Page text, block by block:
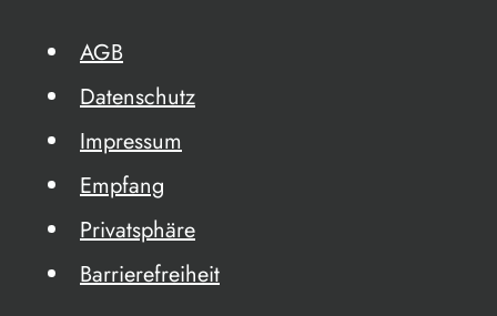
AGB
Datenschutz
Impressum
Empfang
Privatsphäre
Barrierefreiheit